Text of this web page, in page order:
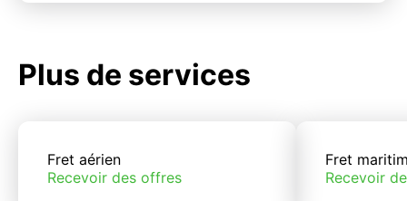
Plus de services
Fret aérien
Recevoir des offres
Fret
Recevoir